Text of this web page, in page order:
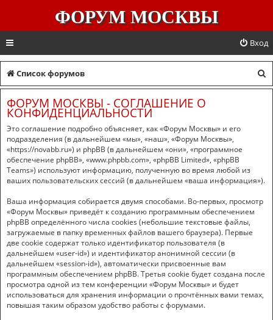
ФОРУМ МОСКВЫ
Вход
Список форумов
о
ФОРУМ МОСКВЫ - СОГЛАШЕНИЕ О
КОНФИДЕНЦИАЛЬНОСТИ
Это соглашение подробно объясняет, как «Форум Москвы» и его
подразделения (в дальнейшем «мы», «наш», «Форум Москвы»,
«https://novabb.ru») и phpBB (в дальнейшем «они», «программное
обеспечение phpBB», «www.phpbb.com», «phpBB Limited», «phpBB
Teams») используют информацию, полученную во время любой из
ваших пользовательских сессий (в дальнейшем «ваша информация»).
Ваша информация собирается двумя способами. Во-первых, просмотр
«Форум Москвы» приведёт к созданию программным обеспечением
phpBB определённого числа cookies (небольшие текстовые файлы,
загружаемые в папку временных файлов вашего браузера). Первые
две cookie содержат только идентификатор пользователя (в
дальнейшем «user-id») и идентификатор анонимной сессии (в
дальнейшем «session-id»), автоматически присвоенные вам
программным обеспечением phpBB. Третья cookie будет создана после
просмотра одной из тем конференции «Форум Москвы» и будет
использоваться для хранения информации о прочтённых вами темах,
повышая таким образом удобство работы с форумами.